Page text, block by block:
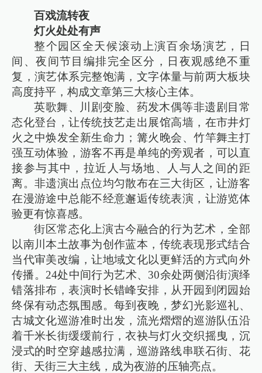
百戏流转夜
灯火处处有声
整个园区全天候滚动上演百余场演艺，日
间、夜间节目编排完全区分，日夜观感绝不重
复，演艺体系完整饱满，文字体量与前两大板块
高度持平，构成文章第三大核心主体。
英歌舞、川剧变脸、药发木偶等非遗剧目常
态化登台，让传统技艺走出展馆高墙，在市井灯
火之中焕发全新生命力；篝火晚会、竹竿舞主打
强互动体验，游客不再是单纯的旁观者，可以直
接参与其中，拉近人与场地、人与人之间的距
离。非遗演出点位均匀散布在三大街区，让游客
在漫游途中总能不经意邂逅传统表演，让游览体
验更有惊喜感。
街区常态化上演古今融合的行为艺术，全部
以南川本土故事为创作蓝本，传统表现形式结合
当代审美改编，让地域文化以更鲜活的方式向外
传播。24处中间行为艺术、30余处两侧沿街演绎
错落排布，表演时长错峰安排，从开园到闭园始
终保有动态氛围感。每到夜晚，梦幻光影巡礼、
古城文化巡游准时出发，流光熠熠的巡游队伍沿
着千米长街缓缓前行，衣袂与灯火交织摇曳，沉
浸式的时空穿越感拉满，巡游路线串联石街、花
街、天街三大主线，成为夜游的压轴亮点。